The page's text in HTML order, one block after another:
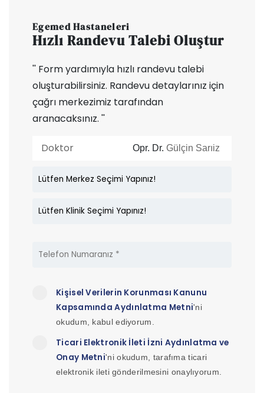
Egemed Hastaneleri
Hızlı Randevu Talebi Oluştur
'' Form yardımıyla hızlı randevu talebi
oluşturabilirsiniz. Randevu detaylarınız için
çağrı merkezimiz tarafından
aranacaksınız. ''
Doktor Opr. Dr. Gülçin Sarıiz
Kişisel Verilerin Korunması Kanunu
Kapsamında Aydınlatma Metni'ni
okudum, kabul ediyorum.
Ticari Elektronik İleti İzni Aydınlatma ve
Onay Metni'ni okudum, tarafıma ticari
elektronik ileti gönderilmesini onaylıyorum.